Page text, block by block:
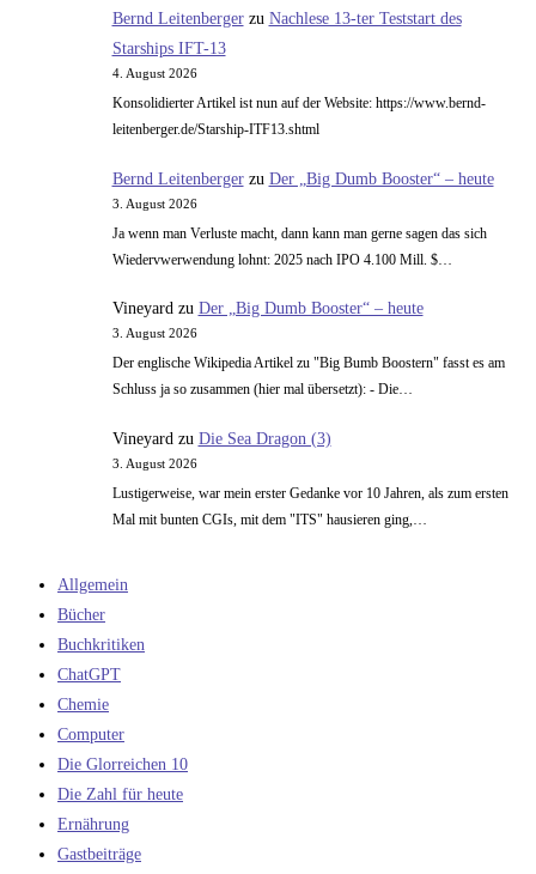
Bernd Leitenbergerzu Nachlese 13-ter Teststart des
Starships IFT-13
4. August 2026
Konsolidierter Artikel ist nun auf der Website: https://www.bernd-
leitenberger.de/Starship-ITF13.shtml
Bernd Leitenbergerzu Der „Big Dumb Booster“ – heute
3. August 2026
Ja wenn man Verluste macht, dann kann man gerne sagen das sich
Wiedervwerwendung lohnt: 2025 nach IPO 4.100 Mill. $…
Vineyardzu Der „Big Dumb Booster“ – heute
3. August 2026
Der englische Wikipedia Artikel zu "Big Bumb Boostern" fasst es am
Schluss ja so zusammen (hier mal übersetzt): - Die…
Vineyard zu Die Sea Dragon (3)
3. August 2026
Lustigerweise, war mein erster Gedanke vor 10 Jahren, als zum ersten
Mal mit bunten CGIs, mit dem "ITS" hausieren ging,…
Allgemein
Bücher
Buchkritiken
ChatGPT
Chemie
Computer
Die Glorreichen 10
Die Zahl für heute
Ernährung
Gastbeiträge